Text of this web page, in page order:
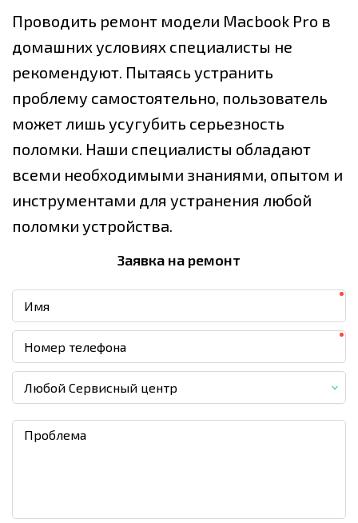
Проводить ремонт модели Мacbook Рro в
домашних условиях специалисты не
рекомендуют. Пытаясь устранить
проблему самостоятельно, пользователь
может лишь усугубить серьезность
поломки. Наши специалисты обладают
всеми необходимыми знаниями, опытом и
инструментами для устранения любой
поломки устройства.
Заявка на ремонт
Любой Сервисный центр